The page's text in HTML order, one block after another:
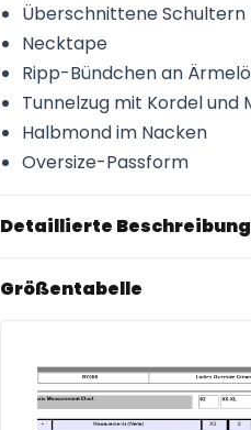
Überschnittene Schultern
Necktape
Ripp-Bündchen an
Tunnelzug mit Kordel und
Halbmond im Nacken
Oversize-Passform
Detaillierte Beschreibung
Größentabelle